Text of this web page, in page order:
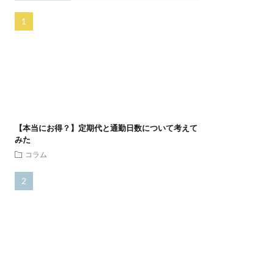
【本当にお得？】定期代と通勤日数について考えて
みた
コラム